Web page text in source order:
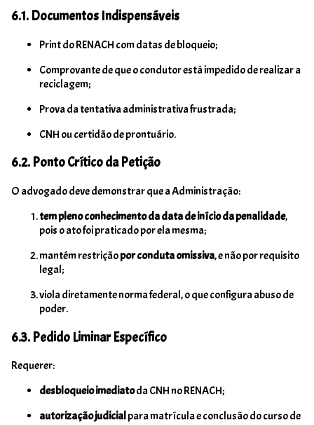
6.1. Documentos Indispensáveis
Print do RENACH com datas de bloqueio;
Comprovante de que o condutor está impedido de realizar a
reciclagem;
Prova da tentativa administrativa frustrada;
CNH ou certidão de prontuário.
6.2. Ponto Crítico da Petição
O advogado deve demonstrar que a Administração:
tem pleno conhecimento da data de início da penalidade,
pois o ato foi praticado por ela mesma;
mantém restriçãopor conduta omissiva, e não por requisito
legal;
viola diretamente norma federal, o que configura abuso de
poder.
6.3. Pedido Liminar Específico
Requerer:
desbloqueio imediatoda CNH no RENACH;
autorização judicialpara matrícula e conclusão do curso de